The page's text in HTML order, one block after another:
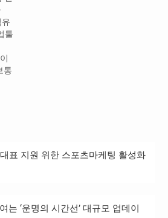
터
유
툴
통
는표 지원 위한 스포츠마케팅 활성화
는 ‘운명의 시간선’ 대규모 업데이